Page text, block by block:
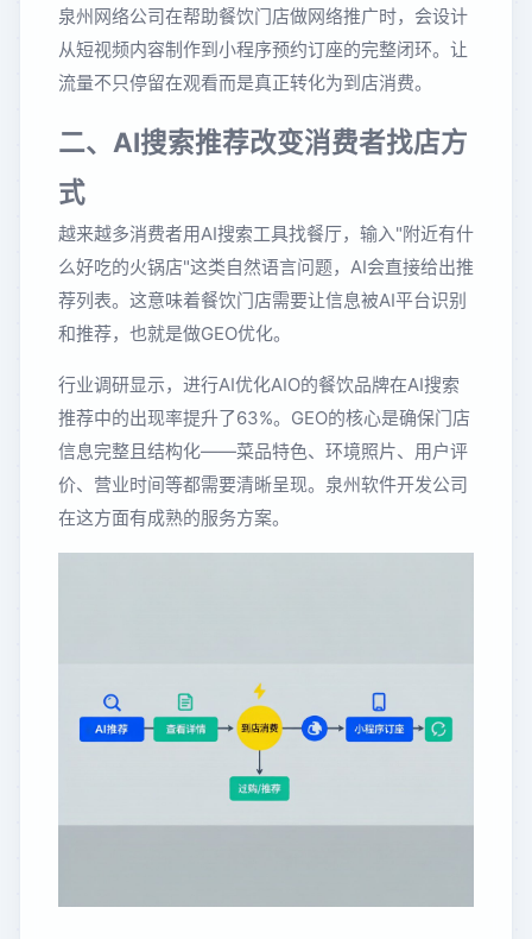
泉州网络公司在帮助餐饮门店做网络推广时，会设计
从短视频内容制作到小程序预约订座的完整闭环。让
流量不只停留在观看而是真正转化为到店消费。
二、AI搜索推荐改变消费者找店方
式
越来越多消费者用AI搜索工具找餐厅，输入"附近有什
么好吃的火锅店"这类自然语言问题，AI会直接给出推
荐列表。这意味着餐饮门店需要让信息被AI平台识别
和推荐，也就是做GEO优化。
行业调研显示，进行AI优化AIO的餐饮品牌在AI搜索
推荐中的出现率提升了63%。GEO的核心是确保门店
信息完整且结构化——菜品特色、环境照片、用户评
价、营业时间等都需要清晰呈现。泉州软件开发公司
在这方面有成熟的服务方案。